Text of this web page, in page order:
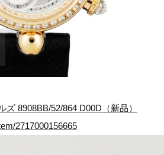
8908BB/52/864 D00D（新品）
2717000156665